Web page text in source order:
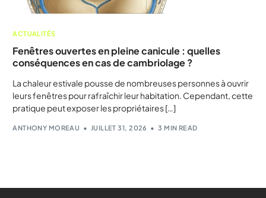
ACTUALITÉS
Fenêtres ouvertes en pleine canicule : quelles
conséquences en cas de cambriolage ?
La chaleur estivale pousse de nombreuses personnes à ouvrir
leurs fenêtres pour rafraîchir leur habitation. Cependant, cette
pratique peut exposer les propriétaires […]
ANTHONY MOREAU JUILLET 31, 2026 3 MIN READ